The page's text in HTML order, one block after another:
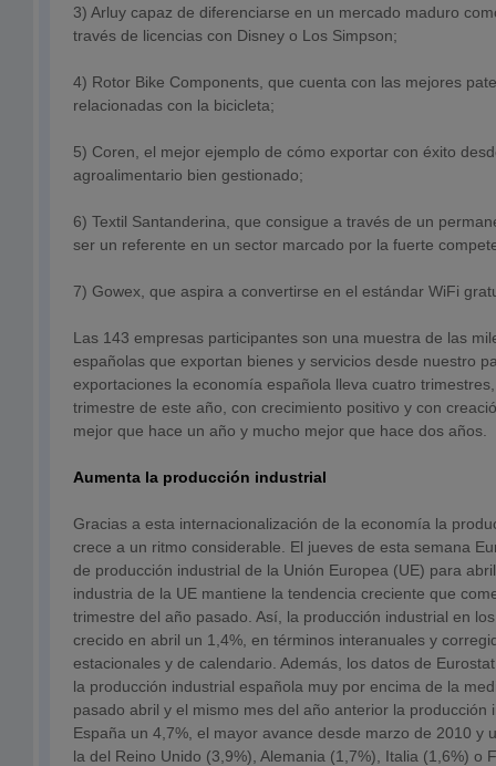
3) Arluy capaz de diferenciarse en un mercado maduro
través de licencias con Disney o Los Simpson;
4) Rotor Bike Components, que cuenta con las mejores
relacionadas con la bicicleta;
5) Coren, el mejor ejemplo de cómo exportar con éxito
agroalimentario bien gestionado;
6) Textil Santanderina, que consigue a través de un
ser un referente en un sector marcado por la fuerte
7) Gowex, que aspira a convertirse en el estándar WiFi
Las 143 empresas participantes son una muestra de las
españolas que exportan bienes y servicios desde nuestro
exportaciones la economía española lleva cuatro
trimestre de este año, con crecimiento positivo y con
mejor que hace un año y mucho mejor que hace dos años.
Aumenta la producción industrial
Gracias a esta internacionalización de la economía la
crece a un ritmo considerable. El jueves de esta semana
de producción industrial de la Unión Europea (UE) para
industria de la UE mantiene la tendencia creciente que
trimestre del año pasado. Así, la producción industrial en
crecido en abril un 1,4%, en términos interanuales y
estacionales y de calendario. Además, los datos de
la producción industrial española muy por encima de la
pasado abril y el mismo mes del año anterior la producción
España un 4,7%, el mayor avance desde marzo de 2010 y
la del Reino Unido (3,9%), Alemania (1,7%), Italia (1,6%) o